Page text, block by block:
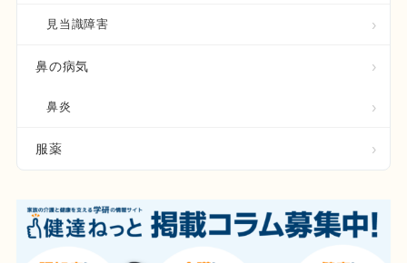
見当識障害
鼻の病気
鼻炎
服薬